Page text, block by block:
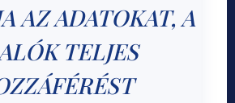
AZ ADATOKAT, A
TELJES